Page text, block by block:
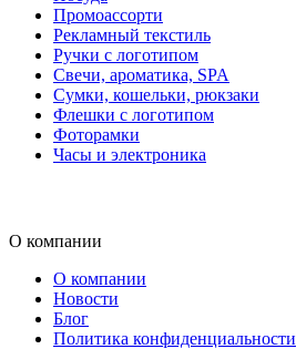
Промоассорти
Рекламный текстиль
Ручки с логотипом
Свечи, ароматика, SPA
Сумки, кошельки, рюкзаки
Флешки с логотипом
Фоторамки
Часы и электроника
О компании
О компании
Новости
Блог
Политика конфиденциальности